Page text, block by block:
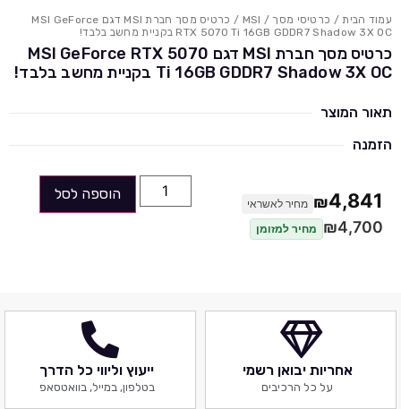
עמוד הבית/ כרטיסי מסך /
MSI
/ כרטיס מסך חברת MSI דגם MSI GeForce
RTX 5070 Ti 16GB GDDR7 Shadow 3X OC בקניית מחשב בלבד!
כרטיס מסך חברת MSI דגם MSI GeForce RTX 5070
Ti 16GB GDDR7 Shadow 3X OC בקניית מחשב בלבד!
תאור המוצר
הזמנה
₪4,841 מחיר לאשראי
₪4,700 מחיר למזומן
הוספה לסל
אחריות יבואן רשמי
על כל הרכיבים
ייעוץ וליווי כל הדרך
בטלפון, במייל, בוואטסאפ